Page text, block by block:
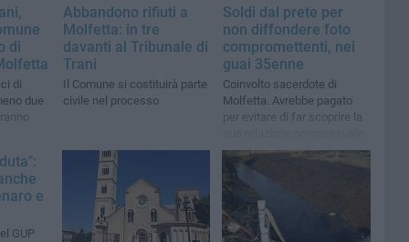
di
di
due
Abbandono rifiuti a
Molfetta: in tre
davanti al Tribunale di
Trani
Il Comune si costituirà parte
civile nel processo
Soldi dal prete per
non diffondere foto
compromettenti, nei
guai 35enne
Coinvolto sacerdote di
Molfetta. Avrebbe pagato
per evitare di far scoprire la
e
GUP